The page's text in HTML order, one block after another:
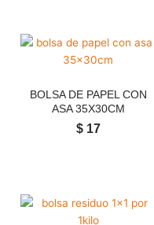
BOLSA DE PAPEL CON
ASA 35X30CM
$17